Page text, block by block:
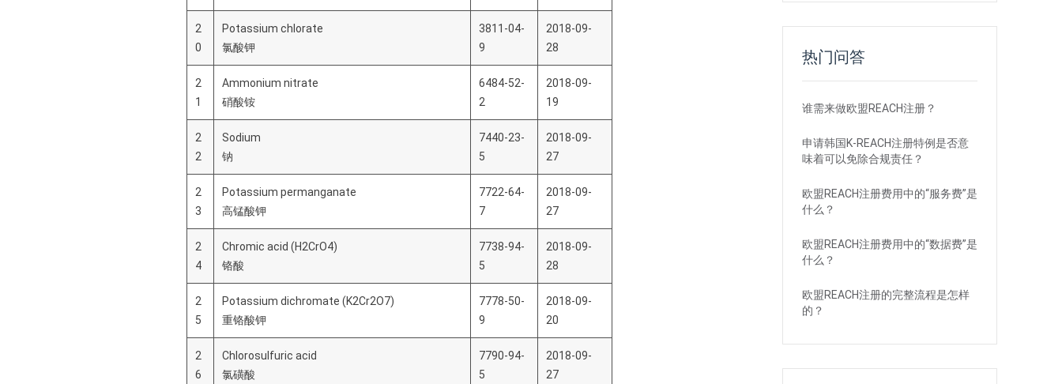
2
0
Potassium chlorate
氯酸钾
3811-04-
9
2018-09-
28
2
1
Ammonium nitrate
硝酸铵
6484-52-
2
2018-09-
19
2
2
Sodium
钠
7440-23-
5
2018-09-
27
2
3
Potassium permanganate
高锰酸钾
7722-64-
7
2018-09-
27
2
4
Chromic acid (H2CrO4)
铬酸
7738-94-
5
2018-09-
28
2
5
Potassium dichromate (K2Cr2O7)
重铬酸钾
7778-50-
9
2018-09-
20
2
6
Chlorosulfuric acid
氯磺酸
7790-94-
5
2018-09-
27
热门问答
谁需来做欧盟REACH注册？
申请韩国K-REACH注册特例是否意
味着可以免除合规责任？
欧盟REACH注册费用中的“服务费”是
什么？
欧盟REACH注册费用中的“数据费”是
什么？
欧盟REACH注册的完整流程是怎样
的？